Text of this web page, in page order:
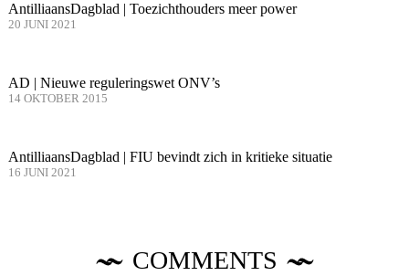
AntilliaansDagblad | Toezichthouders meer power
20 JUNI 2021
AD | Nieuwe reguleringswet ONV’s
14 OKTOBER 2015
AntilliaansDagblad | FIU bevindt zich in kritieke situatie
16 JUNI 2021
COMMENTS